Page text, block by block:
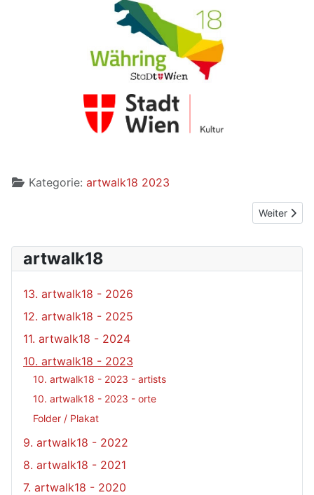
Kategorie: artwalk18 2023
Nächster
Weiter
artwalk18
13. artwalk18 - 2026
12. artwalk18 - 2025
11. artwalk18 - 2024
10. artwalk18 - 2023
10. artwalk18 - 2023 - artists
10. artwalk18 - 2023 - orte
Folder / Plakat
9. artwalk18 - 2022
8. artwalk18 - 2021
7. artwalk18 - 2020